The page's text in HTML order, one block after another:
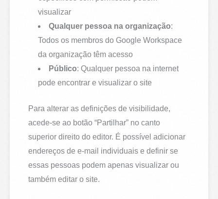
visualizar
Qualquer pessoa na organização:
Todos os membros do Google Workspace
da organização têm acesso
Público: Qualquer pessoa na internet
pode encontrar e visualizar o site
Para alterar as definições de visibilidade,
acede-se ao botão “Partilhar” no canto
superior direito do editor. É possível adicionar
endereços de e-mail individuais e definir se
essas pessoas podem apenas visualizar ou
também editar o site.